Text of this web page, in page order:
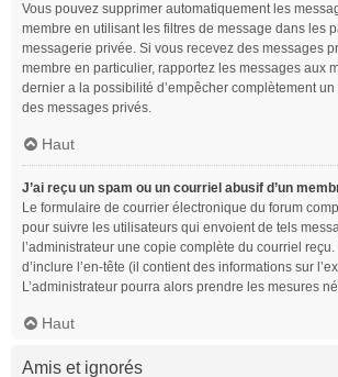
Vous pouvez supprimer automatiquement les
membre en utilisant les filtres de message dans les
messagerie privée. Si vous recevez des messages
membre en particulier, rapportez les messages aux
dernier a la possibilité d’empêcher complètement un
des messages privés.
Haut
J’ai reçu un spam ou un courriel abusif d’un
Le formulaire de courrier électronique du forum
pour suivre les utilisateurs qui envoient de tels
l’administrateur une copie complète du courriel
d’inclure l’en-tête (il contient des informations sur
L’administrateur pourra alors prendre les mesures
Haut
Amis et ignorés